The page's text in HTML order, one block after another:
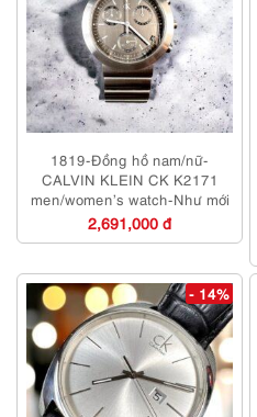
1819-Đồng hồ nam/nữ-
CALVIN KLEIN CK K2171
men/women’s watch-Như mới
2,691,000 đ
- 14%